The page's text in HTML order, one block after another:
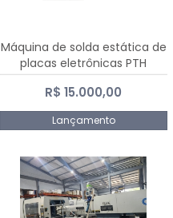
Máquina de solda estática de
placas eletrônicas PTH
DIALSAT
R$ 15.000,00
Lançamento